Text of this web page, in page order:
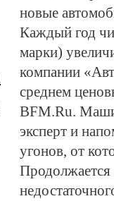
новые
Каждый год
марки)
компании
среднем
BFM.Ru.
эксперт и
угонов, от